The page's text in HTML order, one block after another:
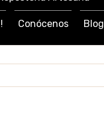
Conócenos Blog